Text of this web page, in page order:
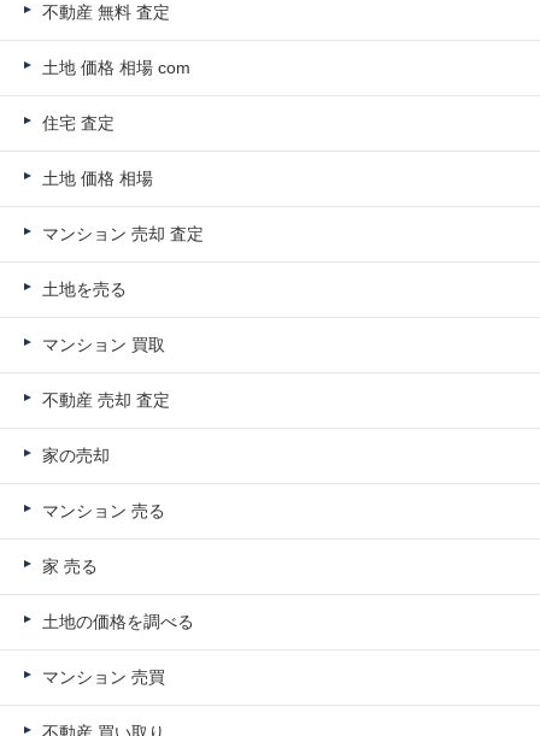
不動産 無料 査定
土地 価格 相場 com
住宅 査定
土地 価格 相場
マンション 売却 査定
土地を売る
マンション 買取
不動産 売却 査定
家の売却
マンション 売る
家 売る
土地の価格を調べる
マンション 売買